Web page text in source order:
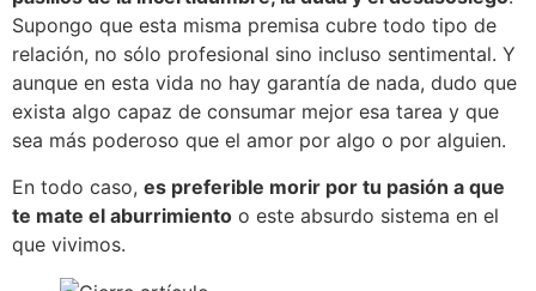
Supongo que esta misma premisa cubre todo tipo de
relación, no sólo profesional sino incluso sentimental. Y
aunque en esta vida no hay garantía de nada, dudo que
exista algo capaz de consumar mejor esa tarea y que
sea más poderoso que el amor por algo o por alguien.
En todo caso, es preferible morir por tu pasión a que
te mate el aburrimiento o este absurdo sistema en el
que vivimos.